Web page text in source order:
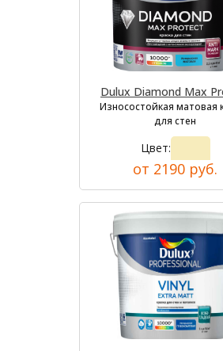
Dulux Diamond Max
Износостойкая матовая
для стен
Цвет:
от 2190 руб.